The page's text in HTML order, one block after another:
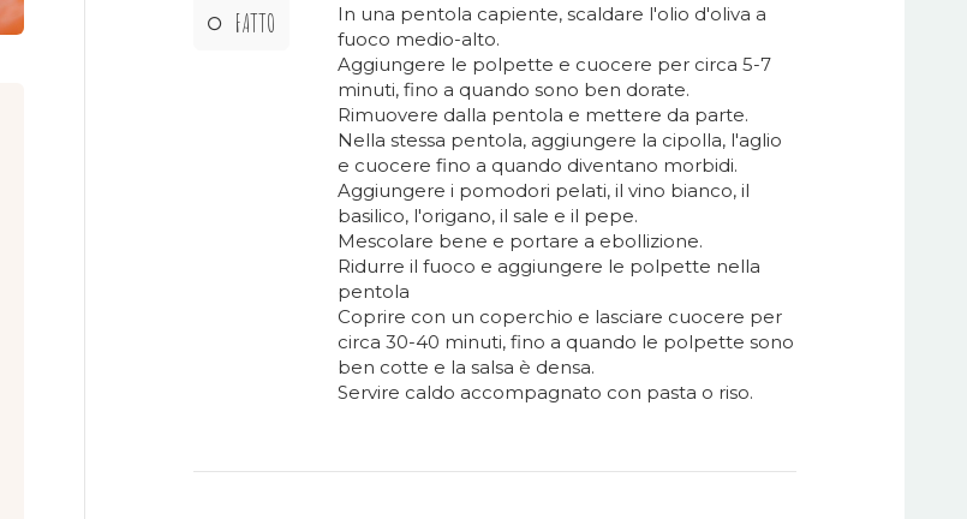
FATTO
In una pentola capiente, scaldare l'olio d'oliva a
fuoco medio-alto.
Aggiungere le polpette e cuocere per circa 5-7
minuti, fino a quando sono ben dorate.
Rimuovere dalla pentola e mettere da parte.
Nella stessa pentola, aggiungere la cipolla, l'aglio
e cuocere fino a quando diventano morbidi.
Aggiungere i pomodori pelati, il vino bianco, il
basilico, l'origano, il sale e il pepe.
Mescolare bene e portare a ebollizione.
Ridurre il fuoco e aggiungere le polpette nella
pentola
Coprire con un coperchio e lasciare cuocere per
circa 30-40 minuti, fino a quando le polpette sono
ben cotte e la salsa è densa.
Servire caldo accompagnato con pasta o riso.